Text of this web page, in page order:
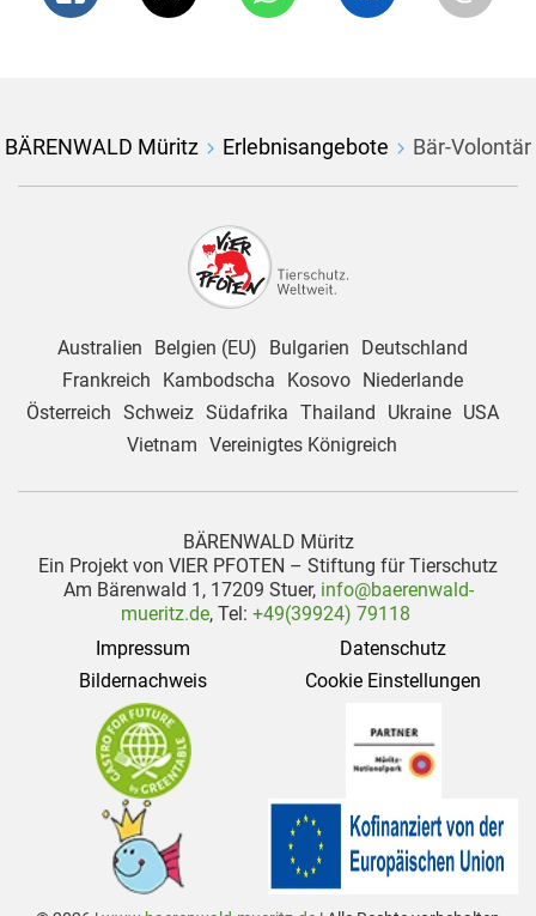
BÄRENWALD Müritz Erlebnisangebote Bär-Volontär
Australien Belgien (EU) Bulgarien
Deutschland
Frankreich
Kambodscha Kosovo
Niederlande
Österreich Schweiz Südafrika Thailand Ukraine
USA
Vietnam Vereinigtes Königreich
BÄRENWALD Müritz
Ein Projekt von VIER PFOTEN – Stiftung für Tierschutz
Am Bärenwald 1, 17209 Stuer, info@baerenwald-
mueritz.de, Tel: +49(39924) 79118
Impressum
Datenschutz
Bildernachweis
Cookie Einstellungen